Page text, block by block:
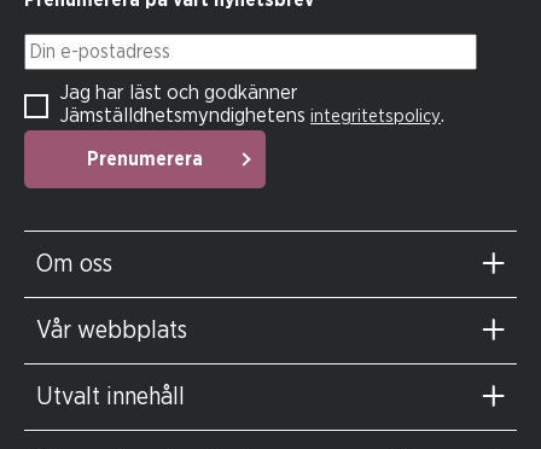
Din e-postadress
Prenumerera
Jag har läst och godkänner
Jämställdhetsmyndighetens integritetspolicy.
Om oss
Vår webbplats
Utvalt innehåll